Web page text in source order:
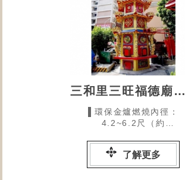
三和里三旺福德廟的環保金爐
▌環保金爐燃燒內徑：
4.2~6.2尺（約
了解更多